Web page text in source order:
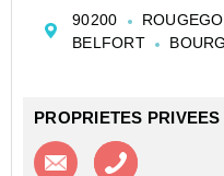
Découvrez ce
idéalement situé à Rou...
90200
BELFORT
PROPRIETES PRIVEES
Contacter l'agence